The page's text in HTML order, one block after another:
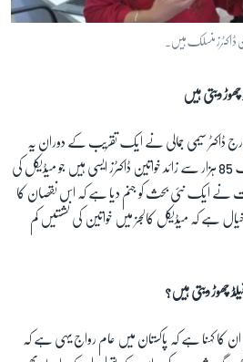
ڈاکٹر سیمی جمالی نے ایک تقریب کے دوران یہ
انکشاف کیا کہ پاکستان میں لگ بھگ 85 ہزار سے زائد خواتین ڈاکٹرز ایسی ہیں جو میڈیکل کی
نے ایک نئی بحث کو جنم دیا ہے کہ اس نقصان کا
ہے کہ میڈیکل کالجز میں خواتین کی نشستیں کم
چھوڑ دیتی ہیں؟
ان کا کہنا ہے کہ پاکستان میں عام رواج یہی ہے کہ